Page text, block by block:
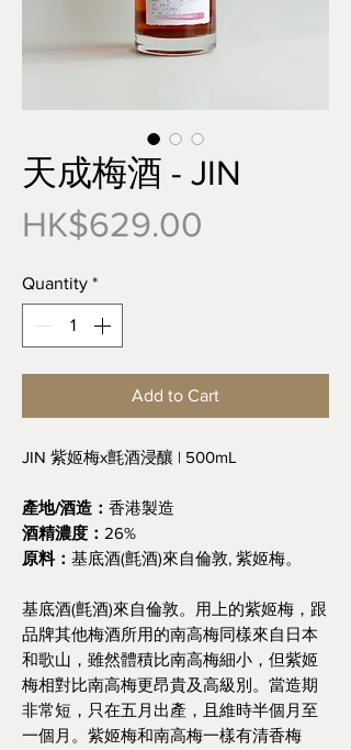
天成梅酒 - JIN
HK$629.00
Quantity *
Add to Cart
JIN 紫姬梅x氈酒浸釀 | 500mL
產地/酒造： 香港製造
酒精濃度： 26%
原料： 基底酒(氈酒)來自倫敦, 紫姬梅。
基底酒(氈酒)來自倫敦。用上的紫姬梅，跟
品牌其他梅酒所用的南高梅同樣來自日本
和歌山，雖然體積比南高梅細小，但紫姬
梅相對比南高梅更昂貴及高級別。當造期
非常短，只在五月出產，且維時半個月至
一個月。紫姬梅和南高梅一樣有清香梅